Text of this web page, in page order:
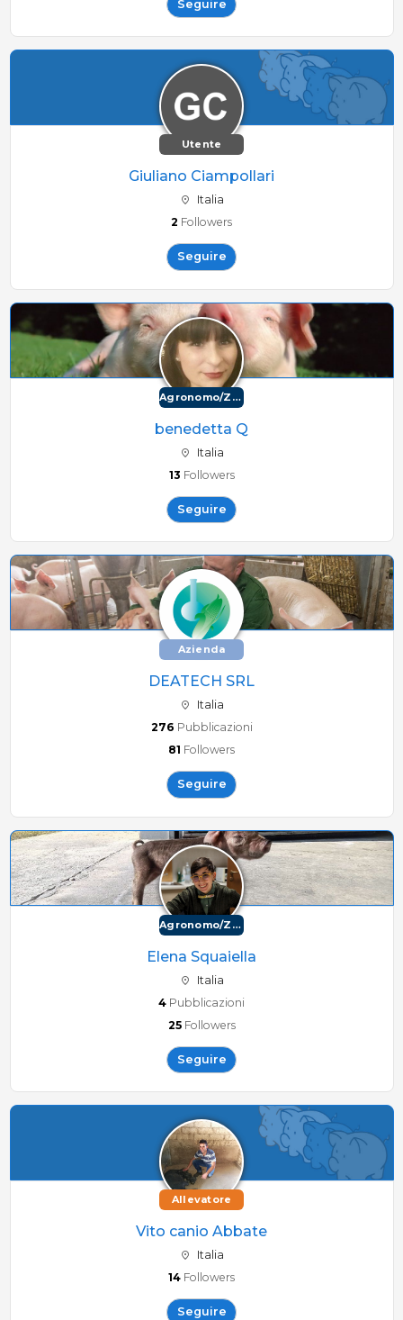
Seguire
Utente
Giuliano Ciampollari
Italia
2 Followers
Seguire
Agronomo/Zootecnico
benedetta Q
Italia
13 Followers
Seguire
Azienda
DEATECH SRL
Italia
276 Pubblicazioni
81 Followers
Seguire
Agronomo/Zootecnico
Elena Squaiella
Italia
4 Pubblicazioni
25 Followers
Seguire
Allevatore
Vito canio Abbate
Italia
14 Followers
Seguire